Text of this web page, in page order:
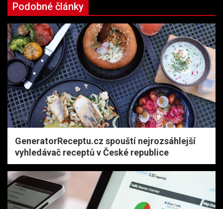
Podobné články
GeneratorReceptu.cz spouští nejrozsáhlejší
vyhledávač receptů v České republice